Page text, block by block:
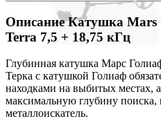
ОписаниеКатушка Mars
Terra 7,5 + 18,75 кГц
Глубинная катушка Марс
Терка с катушкой Голиаф
находками на выбитых местах,
максимальную глубину
металлоискатель.